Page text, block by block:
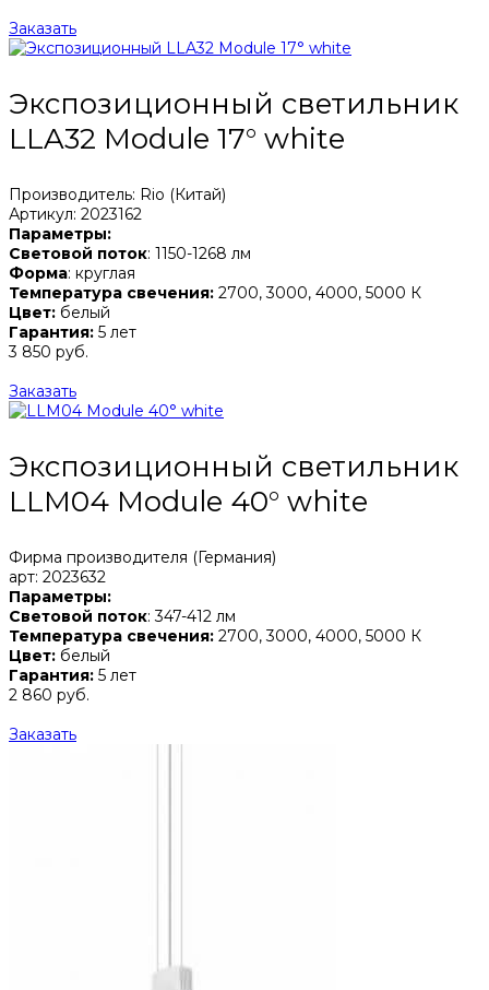
Заказать
Экспозиционный светильник
LLA32 Module 17° white
Производитель: Rio (Китай)
Артикул: 2023162
Параметры:
Световой поток: 1150-1268 лм
Форма: круглая
Температура свечения: 2700, 3000, 4000, 5000 К
Цвет: белый
Гарантия: 5 лет
3 850 руб.
Заказать
Экспозиционный светильник
LLM04 Module 40° white
Фирма производителя (Германия)
арт: 2023632
Параметры:
Световой поток: 347-412 лм
Температура свечения: 2700, 3000, 4000, 5000 К
Цвет: белый
Гарантия: 5 лет
2 860 руб.
Заказать